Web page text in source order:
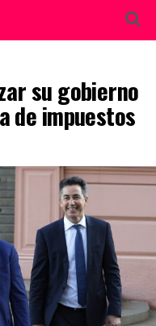
su gobierno
de impuestos